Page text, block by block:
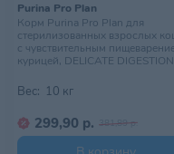
Purina Pro Plan
Корм Purina Pro Plan для
стерилизованных взрослых
с чувствительным
курицей, DELICATE
Вес: 10 кг
299,90 р. 381,89 р.